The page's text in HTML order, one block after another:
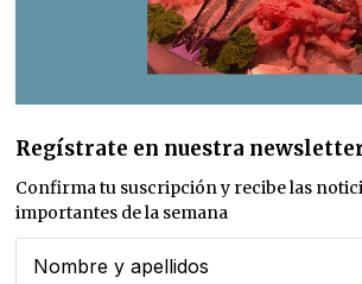
Regístrate en nuestra
Confirma tu suscripción y recibe las
importantes de la semana